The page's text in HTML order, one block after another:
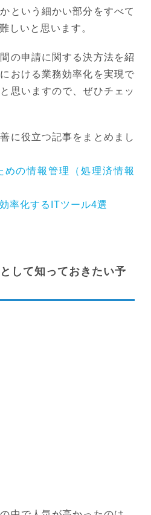
という細かい部分をすべて
しいと思います。
の申請に関する決方法を紹
おける業務効率化を実現で
思いますので、ぜひチェッ
に役立つ記事をまとめまし
めの情報管理（処理済情報
率化するITツール4選
して知っておきたい予